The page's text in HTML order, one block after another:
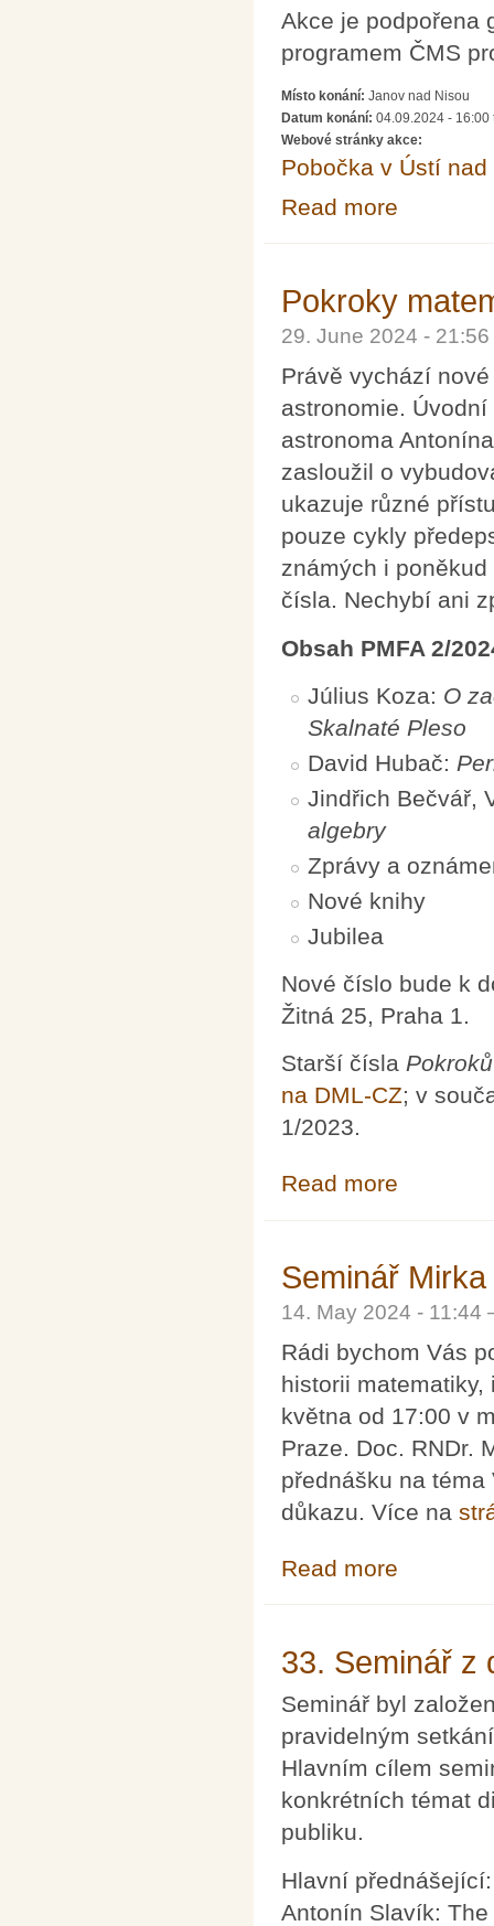
Akce je podpořena
programem ČMS
Místo konání: Janov nad Nisou
Datum konání: 04.09.2024 - 16:00
Webové stránky akce:
Pobočka v Ústí nad
Read more
Pokroky
29. June 2024 -
Právě vychází
astronomie.
astronoma
zasloužil o
ukazuje různé
pouze cykly
známých i
čísla. Nechybí ani
Obsah PMFA 2/
Július Koza: O
Skalnaté Pleso
David Hubač:
Jindřich Bečvář,
algebry
Zprávy a
Nové knihy
Jubilea
Nové číslo bude k
Žitná 25, Praha 1.
Starší čísla
na DML-CZ; v
1/2023.
Read more
Seminář
14. May 2024 -
Rádi bychom Vás
historii
května od 17:00 v
Praze. Doc. RNDr.
přednášku na
důkazu. Více na
Read more
33. Seminář z
Seminář byl
pravidelným
Hlavním cílem
konkrétních témat
publiku.
Hlavní přednášející:
Antonín Slavík: